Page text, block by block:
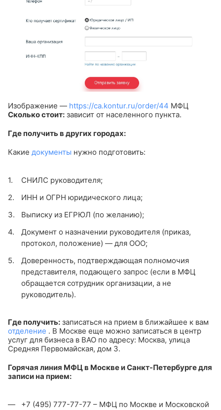
Изображение — https://ca.kontur.ru/order/44 МФЦ
Сколько стоит: зависит от населенного пункта.
Где получить в других городах:
Какие документы нужно подготовить:
СНИЛС руководителя;
ИНН и ОГРН юридического лица;
Выписку из ЕГРЮЛ (по желанию);
Документ о назначении руководителя (приказ,
протокол, положение) — для ООО;
Доверенность, подтверждающая полномочия
представителя, подающего запрос (если в МФЦ
обращается сотрудник организации, а не
руководитель).
Где получить: записаться на прием в ближайшее к вам
отделение . В Москве еще можно записаться в центр
услуг для бизнеса в ВАО по адресу: Москва, улица
Средняя Первомайская, дом 3.
Горячая линия МФЦ в Москве и Санкт-Петербурге для
записи на прием:
+7 (495) 777-77-77 – МФЦ по Москве и Московской